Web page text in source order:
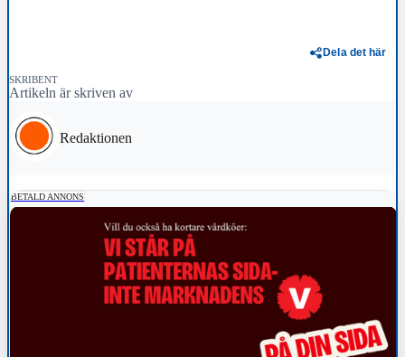
Dela det här
SKRIBENT
Artikeln är skriven av
Redaktionen
BETALD ANNONS